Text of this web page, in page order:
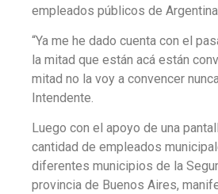
empleados públicos de
“Ya me he dado cuenta con el
la mitad que están acá están
mitad no la voy a convencer
Intendente.
Luego con el apoyo de una
cantidad de empleados
diferentes municipios de la
provincia de Buenos Aires,